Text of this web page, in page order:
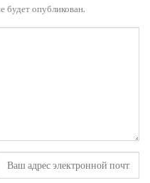
будет опубликован.